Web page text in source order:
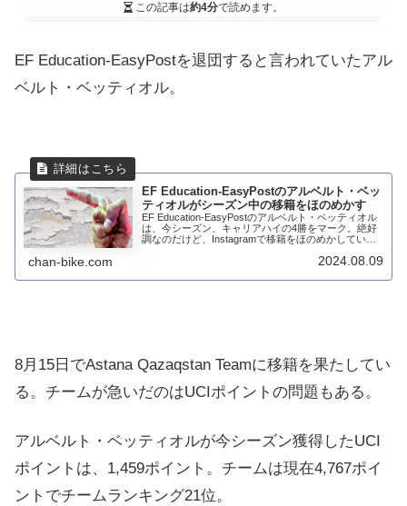
この記事は約4分で読めます。
EF Education-EasyPostを退団すると言われていたアル
ベルト・ベッティオル。
EF Education-EasyPostのアルベルト・ベッ
ティオルがシーズン中の移籍をほのめかす
EF Education-EasyPostのアルベルト・ベッティオル
は、今シーズン、キャリアハイの4勝をマーク。絶好
調なのだけど、Instagramで移籍をほのめかしてい
chan-bike.com 2024.08.09
8月15日でAstana Qazaqstan Teamに移籍を果たしてい
る。チームが急いだのはUCIポイントの問題もある。
アルベルト・ベッティオルが今シーズン獲得したUCI
ポイントは、1,459ポイント。チームは現在4,767ポイ
ントでチームランキング21位。